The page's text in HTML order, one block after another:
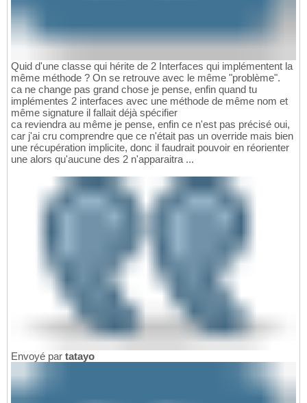
Quid d'une classe qui hérite de 2 Interfaces qui implémentent la
même méthode ? On se retrouve avec le même "problème".
ca ne change pas grand chose je pense, enfin quand tu
implémentes 2 interfaces avec une méthode de même nom et
même signature il fallait déjà spécifier
ca reviendra au même je pense, enfin ce n'est pas précisé oui,
car j'ai cru comprendre que ce n'était pas un override mais bien
une récupération implicite, donc il faudrait pouvoir en réorienter
une alors qu'aucune des 2 n'apparaitra ...
Envoyé par tatayo